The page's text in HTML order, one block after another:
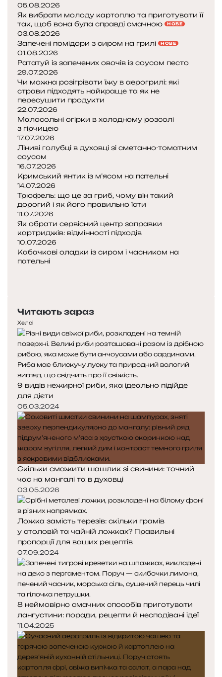
в
и
к
и
д
а
т
у
м
и
й
к
у
т
с
м
і
т
н
и
к
05.08.2026
Як вибрати молоду картоплю та приготувати її
так, щоб вона була справді смачною
НОВЕ
03.08.2026
Запечені помідори з сиром на грилі НОВЕ
01.08.2026
Рататуй із запечених овочів із соусом песто
29.07.2026
Чи можна розігрівати їжу в аерогрилі: які
страви підходять найкраще та як не
пересушити продукти
22.07.2026
Малосольні огірки в холодному розсолі
з гірчицею
17.07.2026
Ліниві голубці в духовці зі сметанно-томатним
соусом
16.07.2026
Кримський янтик із м’ясом на пательні
14.07.2026
Трюфель: що це за гриб, чому він такий
дорогий і як його правильно їсти
11.07.2026
Як обрати сервісний центр заправки
картриджів: відмінності підходів
10.07.2026
Кабачкові оладки із сиром і часником на
пательні
р
е
д
н
я
с
т
о
р
і
н
к
а
т
у
п
н
а
с
т
о
р
і
н
к
а
Читають зараз
Хелсі
9 видів нежирної риби, яка ідеально підійде
для дієти
05.03.2024
Скільки смажити шашлик зі свинини: точний
час на мангалі та в духовці
03.05.2026
Ложка замість терезів: скільки грамів
у столовій та чайній ложках? Правильні
пропорції для ваших рецептів
07.09.2024
8 неймовірно смачних способів приготувати
лангустини: поради, рецепти й несподівані ідеї
11.04.2025